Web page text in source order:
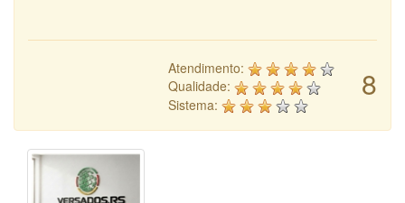
8
Atendimento:
Qualidade:
Sistema: